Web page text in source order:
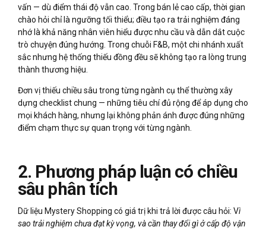
vấn — dù điểm thái độ vẫn cao. Trong bán lẻ cao cấp, thời gian
chào hỏi chỉ là ngưỡng tối thiểu; điều tạo ra trải nghiệm đáng
nhớ là khả năng nhân viên hiểu được nhu cầu và dẫn dắt cuộc
trò chuyện đúng hướng. Trong chuỗi F&B, một chi nhánh xuất
sắc nhưng hệ thống thiếu đồng đều sẽ không tạo ra lòng trung
thành thương hiệu.
Đơn vị thiếu chiều sâu trong từng ngành cụ thể thường xây
dựng checklist chung — những tiêu chí đủ rộng để áp dụng cho
mọi khách hàng, nhưng lại không phản ánh được đúng những
điểm chạm thực sự quan trọng với từng ngành.
2. Phương pháp luận có chiều
sâu phân tích
Dữ liệu Mystery Shopping có giá trị khi trả lời được câu hỏi: Vì
sao trải nghiệm chưa đạt kỳ vọng, và cần thay đổi gì ở cấp độ vận